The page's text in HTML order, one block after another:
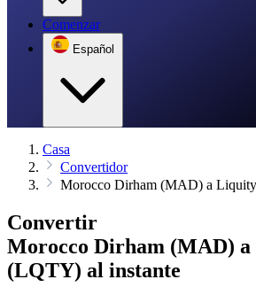
Comenzar
Español
Casa
Convertidor
Morocco Dirham (MAD) a
Convertir
Morocco Dirham (MAD)
(LQTY) al instante